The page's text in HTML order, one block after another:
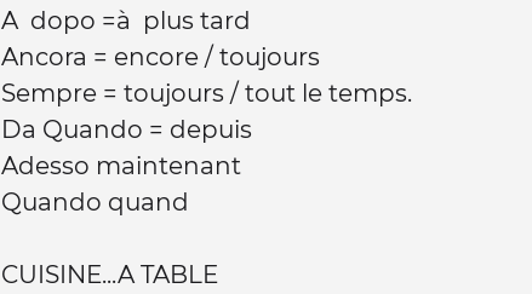
A dopo =à plus tard
Ancora = encore / toujours
Sempre = toujours / tout le temps.
Da Quando = depuis
Adesso maintenant
Quando quand
CUISINE...A TABLE